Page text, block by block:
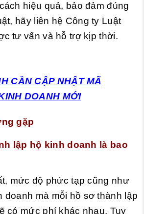
hiệu quả, bảo đảm đúng
hãy liên hệ Công ty Luật
tư vấn và hỗ trợ kịp thời.
CẦN CẬP NHẬT MÃ
DOANH MỚI
gặp
lập hộ kinh doanh là bao
mức độ phức tạp cũng như
doanh mà mỗi hồ sơ thành lập
có mức phí khác nhau. Tuy